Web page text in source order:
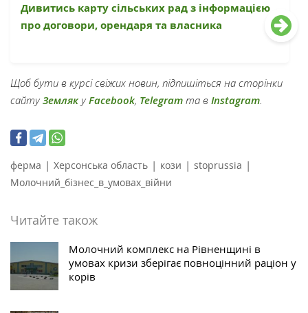
Дивитись карту сільських рад з інформацією
про договори, орендаря та власника
Щоб бути в курсі свіжих новин, підпишіться на сторінки
сайтуЗемлякуFacebook, Telegram та в Instagram.
ферма | Херсонська область | кози | stoprussia |
Молочний_бізнес_в_умовах_війни
Читайте також
Молочний комплекс на Рівненщині в
умовах кризи зберігає повноцінний раціон у
корів